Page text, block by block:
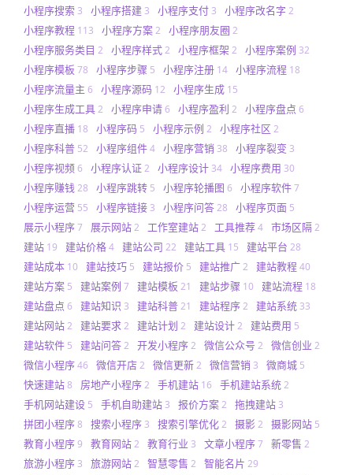
小程序搜索 3 小程序搭建 3 小程序支付 3 小程序改名字 2
小程序教程 113 小程序方案2 小程序朋友圈 2
小程序服务类目 2 小程序样式2 小程序框架 2 小程序案例 32
小程序模板 78 小程序步骤 5 小程序注册 14 小程序流程 18
小程序流量主 6 小程序源码 12 小程序生成 15
小程序生成工具2 小程序申请6 小程序盈利 2 小程序盘点 6
小程序直播 18 小程序码 5 小程序示例 2 小程序社区 2
小程序科普 52 小程序组件4 小程序营销 38 小程序裂变 3
小程序视频6 小程序认证2 小程序设计 34 小程序费用 30
小程序赚钱28 小程序跳转 5 小程序轮播图 6 小程序软件7
小程序运营 55 小程序链接 3 小程序问答28 小程序页面 5
展示小程序7 展示网站2 工作室建站2 工具推荐4 市场区隔2
建站 19 建站价格4 建站公司 22 建站工具 15 建站平台 28
建站成本 10 建站技巧 5 建站报价 5 建站推广2 建站教程40
建站方案 5 建站案例 7 建站模板 21 建站步骤 10 建站流程 18
建站盘点 6 建站知识 3 建站科普21 建站程序2 建站系统 33
建站网站2 建站要求2 建站计划 2 建站设计2 建站费用 5
建站软件 5 建站问答2 开发小程序2 微信公众号 2 微信创业 2
微信小程序46 微信开店2 微信更新2 微信营销 3 微商城 5
快速建站8 房地产小程序2 手机建站 16 手机建站系统2
手机网站建设 5 手机自助建站 3 报价方案2 拖拽建站 3
拼团小程序8 搜索小程序 3 搜索引擎优化2 摄影2 摄影网站 5
教育小程序9 教育网站2 教育行业 3 文章小程序7 新零售 2
旅游小程序 3 旅游网站2 智慧零售 2 智能名片 29